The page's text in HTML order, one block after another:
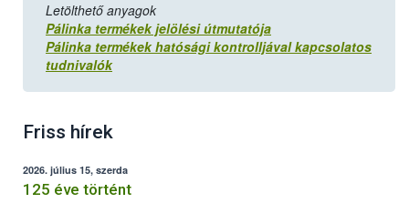
Letölthető anyagok
Pálinka termékek jelölési útmutatója
Pálinka termékek hatósági kontrolljával kapcsolatos
tudnivalók
Friss hírek
2026. július 15, szerda
125 éve történt